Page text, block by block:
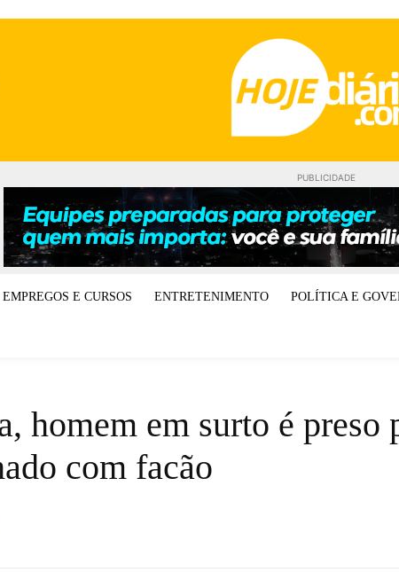
PUBLICIDADE
EMPREGOS E CURSOS ENTRETENIMENTO POLÍTICA E
homem em surto é
com facão